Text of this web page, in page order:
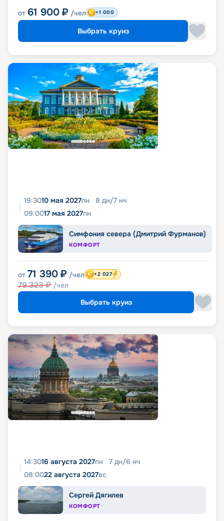
от 61 900 ₽ /чел +1 000
Выбрать круиз
19:3010 мая 2027пн 8 дн/7 нч
09:0017 мая 2027пн
Симфония севера (Дмитрий Фурманов)
КОМФОРТ
от 71 390 ₽ /чел
79 323₽ /чел
+2 027
Выбрать круиз
14:3016 августа 2027пн 7 дн/6 нч
08:0022 августа 2027вс
Сергей Дягилев
КОМФОРТ